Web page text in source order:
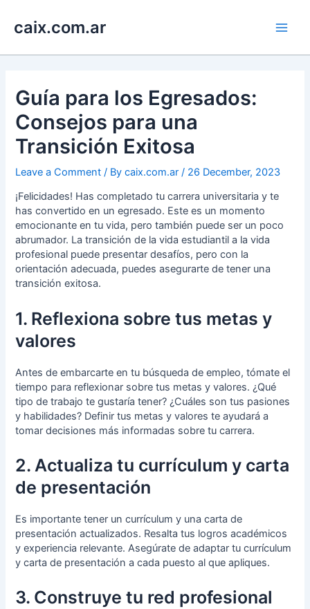
content
caix.com.ar
Guía para los Egresados:
Consejos para una
Transición Exitosa
Leave a Comment / Bycaix.com.ar/ 26 December, 2023
¡Felicidades! Has completado tu carrera universitaria y te
has convertido en un egresado. Este es un momento
emocionante en tu vida, pero también puede ser un poco
abrumador. La transición de la vida estudiantil a la vida
profesional puede presentar desafíos, pero con la
orientación adecuada, puedes asegurarte de tener una
transición exitosa.
1. Reflexiona sobre tus metas y
valores
Antes de embarcarte en tu búsqueda de empleo, tómate el
tiempo para reflexionar sobre tus metas y valores. ¿Qué
tipo de trabajo te gustaría tener? ¿Cuáles son tus pasiones
y habilidades? Definir tus metas y valores te ayudará a
tomar decisiones más informadas sobre tu carrera.
2. Actualiza tu currículum y carta
de presentación
Es importante tener un currículum y una carta de
presentación actualizados. Resalta tus logros académicos
y experiencia relevante. Asegúrate de adaptar tu currículum
y carta de presentación a cada puesto al que apliques.
3. Construye tu red profesional